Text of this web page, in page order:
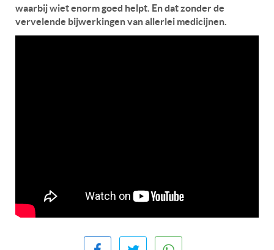
waarbij wiet enorm goed helpt. En dat zonder de
vervelende bijwerkingen van allerlei medicijnen.